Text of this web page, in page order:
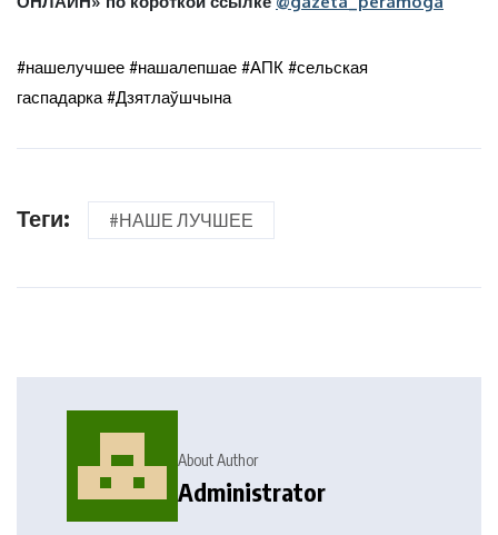
#нашелучшее #нашалепшае #АПК #сельская
гаспадарка #Дзятлаўшчына
Теги: #НАШЕ ЛУЧШЕЕ
About Author
Administrator